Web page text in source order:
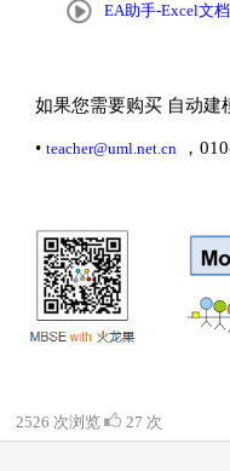
EA助手-Excel文
如果您需要购买 自动建
• teacher@uml.net.cn ，
2526 次浏览 27 次